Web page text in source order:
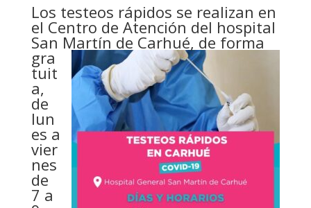
Los testeos rápidos se realizan en
el Centro de Atención del hospital
San Martín de Carhué, de forma
gra
tuit
a,
de
lun
es a
vier
nes
de
7 a